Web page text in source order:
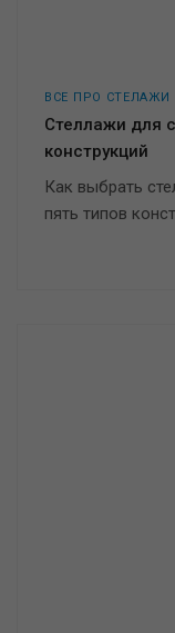
ВСЕ ПРО СТЕЛАЖИ
Стеллажи для
конструкций
Как выбрать
пять типов